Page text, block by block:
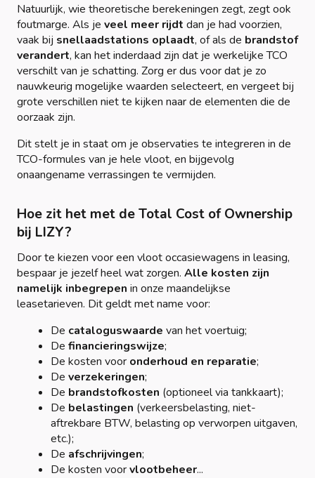
Natuurlijk, wie theoretische berekeningen zegt, zegt ook
foutmarge. Als je veel meer rijdt dan je had voorzien,
vaak bij snellaadstations oplaadt, of als de brandstof
verandert, kan het inderdaad zijn dat je werkelijke TCO
verschilt van je schatting. Zorg er dus voor dat je zo
nauwkeurig mogelijke waarden selecteert, en vergeet bij
grote verschillen niet te kijken naar de elementen die de
oorzaak zijn.
Dit stelt je in staat om je observaties te integreren in de
TCO-formules van je hele vloot, en bijgevolg
onaangename verrassingen te vermijden.
Hoe zit het met de Total Cost of Ownership
bij LIZY?
Door te kiezen voor een vloot occasiewagens in leasing,
bespaar je jezelf heel wat zorgen. Alle kosten zijn
namelijk inbegrepen in onze maandelijkse
leasetarieven. Dit geldt met name voor:
De cataloguswaarde van het voertuig;
De financieringswijze;
De kosten voor onderhoud en reparatie;
De verzekeringen;
De brandstofkosten (optioneel via tankkaart);
De belastingen (verkeersbelasting, niet-
aftrekbare BTW, belasting op verworpen uitgaven,
etc.);
De afschrijvingen;
De kosten voorvlootbeheer...